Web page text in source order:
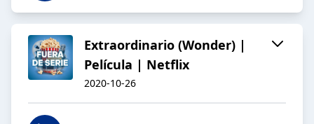
Extraordinario (Wonder) |
Película | Netflix
2020-10-26